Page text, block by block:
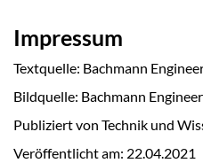
Impressum
Textquelle: Bachmann
Bildquelle: Bachmann
Publiziert von Technik und
Veröffentlicht am: 22.04.2021